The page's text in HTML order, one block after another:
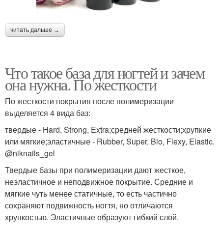
читать дальше →
Что такое база для ногтей и зачем
она нужна. По жесткости
По жесткости покрытия после полимеризации
выделяется 4 вида баз:
твердые - Hard, Strong, Extra;средней жесткости;хрупкие
или мягкие;эластичные - Rubber, Super, Bio, Flexy, Elastic.
@niknails_gel
Твердые базы при полимеризации дают жесткое,
неэластичное и неподвижное покрытие. Средние и
мягкие чуть менее статичные, то есть частично
сохраняют подвижность ногтя, но отличаются
хрупкостью. Эластичные образуют гибкий слой.